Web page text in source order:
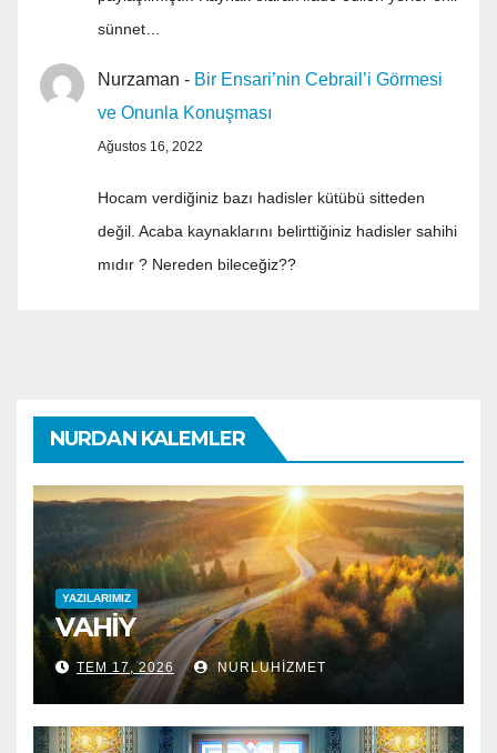
sünnet…
Nurzaman - Bir Ensari’nin Cebrail’i Görmesi
ve Onunla Konuşması
Ağustos 16, 2022
Hocam verdiğiniz bazı hadisler kütübü sitteden
değil. Acaba kaynaklarını belirttiğiniz hadisler sahihi
mıdır ? Nereden bileceğiz??
NURDAN KALEMLER
YAZILARIMIZ
VAHİY
TEM 17, 2026 NURLUHIZMET